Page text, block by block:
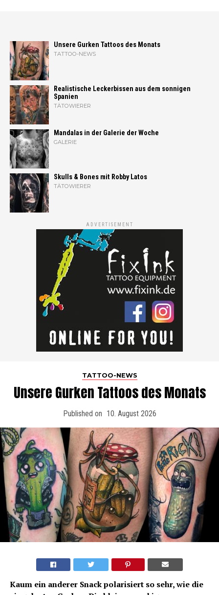
Unsere Gurken Tattoos des Monats
TATTOO-NEWS
Realistische Leckerbissen aus dem sonnigen
Spanien
TÄTOWIERER
Mandalas in der Galerie der Woche
GALERIE
Skulls & Bones mit Robby Latos
TÄTOWIERER
ADVERTISEMENT
TATTOO-NEWS
Unsere Gurken Tattoos des Monats
Published on 10. August 2026
Kaum ein anderer Snack polarisiert so sehr, wie die